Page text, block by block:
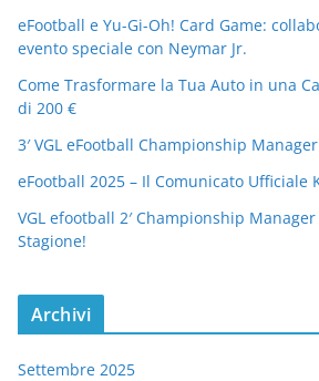
eFootball e Yu-Gi-Oh! Card Game:
evento speciale con Neymar Jr.
Come Trasformare la Tua Auto in una
di 200 €
3′ VGL eFootball Championship
eFootball 2025 – Il Comunicato Ufficiale
VGL efootball 2′ Championship
Stagione!
Archivi
Settembre 2025